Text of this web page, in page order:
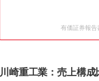
有価証券報告
川崎重工業：売上構成